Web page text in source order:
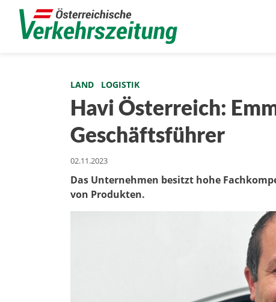
LAND LOGISTIK
Havi Österreich:
Geschäftsführer
02.11.2023
Das Unternehmen besitzt hohe
von Produkten.